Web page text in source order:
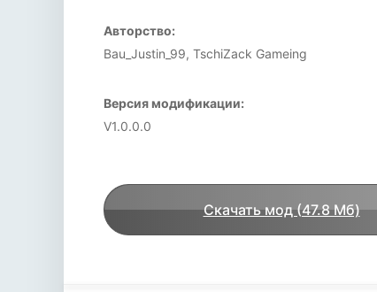
Авторство:
Bau_Justin_99, TschiZack Gameing
Версия модификации:
V1.0.0.0
Скачать мод (47.8 Мб)